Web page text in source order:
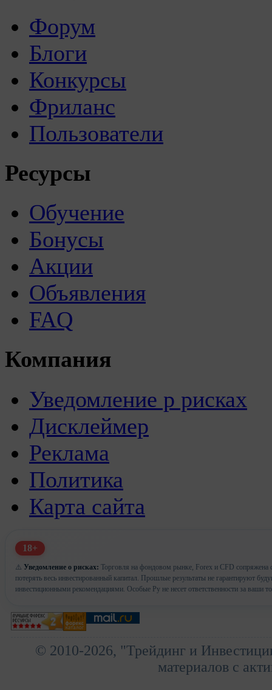
Форум
Блоги
Конкурсы
Фриланс
Пользователи
Ресурсы
Обучение
Бонусы
Акции
Объявления
FAQ
Компания
Уведомление р рисках
Дисклеймер
Реклама
Политика
Карта сайта
18+
⚠️ Уведомление о рисках: Торговля на фондовом рынке, Forex и CFD сопряжена
потерять весь инвестированный капитал. Прошлые результаты не гарантируют
инвестиционными рекомендациями. Особые Ру не несет ответственности за ваши
© 2010-2026, "Трейдинг и
материалов с